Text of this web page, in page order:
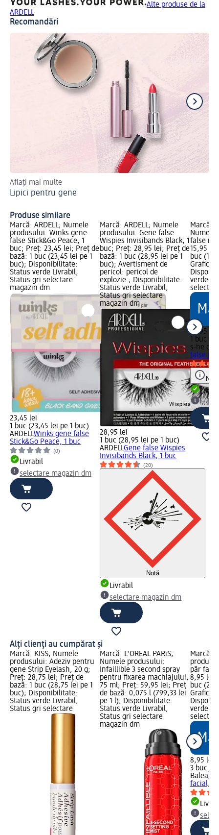
Alte produse de la
ARDELL
Recomandări
Aflați mai multe
Lipici pentru gene
Produse similare
Marcă: ARDELL; Numele
produsului: Winks gene
false Stick&Go Peace, 1
buc; Preț: 23,45 lei; Preț de
bază: 1 buc (23,45 lei pe 1
buc); Disponibilitate:
Status verde Livrabil,
Status gri selectare
magazin dm
23,45 lei
1 buc (23,45 lei pe 1 buc)
ARDELLWinks gene false
Stick&Go Peace, 1 buc
(0)
Livrabil
selectare magazin dm
Marcă: ARDELL; Numele
produsului: Gene false
Wispies Invisibands Black, 1
buc; Preț: 28,95 lei; Preț de
bază: 1 buc (28,95 lei pe 1
buc); Avertisment de
pericol: pericol de
explozie.; Disponibilitate:
Status verde Livrabil,
Status gri selectare
magazin dm
28,95 lei
1 buc (28,95 lei pe 1 buc)
ARDELLGene false Wispies
Invisibands Black, 1 buc
(20)
Notă
Livrabil
selectare magazin dm
Marcă:
Numele
false
15,95
buc
Grafică
verde
15,95 lei
1 buc
s-he
false
Notă
Alți clienți au cumpărat și
Marcă: KISS; Numele
produsului: Adeziv pentru
gene Strip Eyelash, 20 g;
Preț: 28,75 lei; Preț de
bază: 1 buc (28,75 lei pe 1
buc); Disponibilitate:
Status verde Livrabil,
Status gri selectare
Marcă: L'ORÉAL PARiS;
Numele produsului:
Infaillible 3 second spray
pentru fixarea machiajului,
75 ml; Preț: 59,95 lei; Preț
de bază: 0,075 l (799,33 lei
pe 1 l); Disponibilitate:
Status verde Livrabil,
Status gri selectare
magazin dm
Marcă:
păr
8,95 lei;
buc
Grafică
verde
8,95 lei
3 buc
Balea
facial, 3